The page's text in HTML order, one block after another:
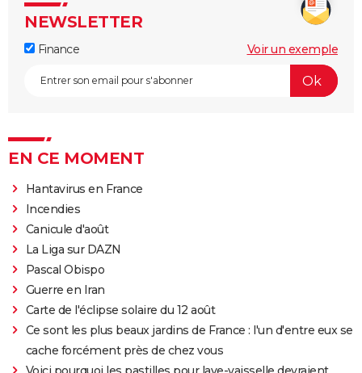
NEWSLETTER
Finance Voir un exemple
EN CE MOMENT
Hantavirus en France
Incendies
Canicule d'août
La Liga sur DAZN
Pascal Obispo
Guerre en Iran
Carte de l'éclipse solaire du 12 août
Ce sont les plus beaux jardins de France : l'un d'entre eux se
cache forcément près de chez vous